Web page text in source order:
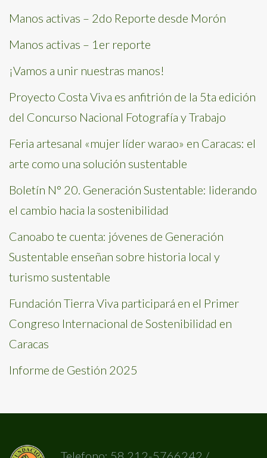
Manos activas – 2do Reporte desde Morón
Manos activas – 1er reporte
¡Vamos a unir nuestras manos!
Proyecto Costa Viva es anfitrión de la 5ta edición
del Concurso Nacional Fotografía y Trabajo
Feria artesanal «mujer líder warao» en Caracas: el
arte como una solución sustentable
Boletín N° 20. Generación Sustentable: liderando
el cambio hacia la sostenibilidad
Canoabo te cuenta: jóvenes de Generación
Sustentable enseñan sobre historia local y
turismo sustentable
Fundación Tierra Viva participará en el Primer
Congreso Internacional de Sostenibilidad en
Caracas
Informe de Gestión 2025